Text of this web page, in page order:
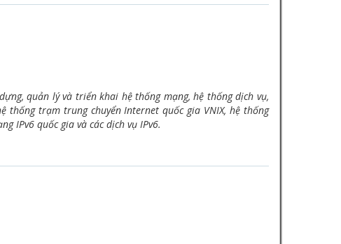
quản lý và triển khai hệ thống mạng, hệ thống dịch vụ,
trạm trung chuyển Internet quốc gia VNIX, hệ thống
IPv6 quốc gia và các dịch vụ IPv6.